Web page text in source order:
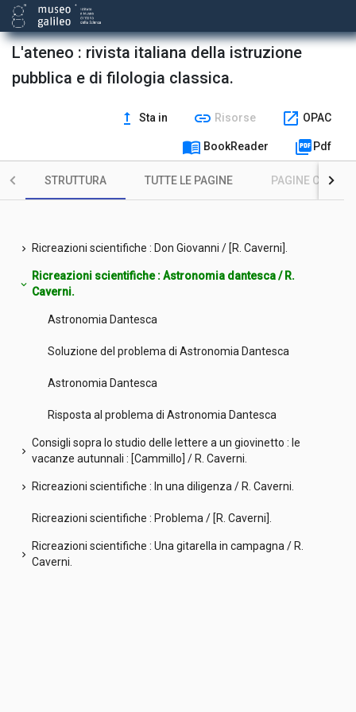
L'ateneo : rivista italiana della istruzione
pubblica e di filologia classica.
upgrade Sta in link Risorse open_in_new OPAC
menu_book BookReader picture_as_pdf Pdf
STRUTTURA TUTTE LE PAGINE PAGINE CON
chevron_right Ricreazioni scientifiche : Don Giovanni / [R. Caverni].
expand_more
Ricreazioni scientifiche : Astronomia dantesca / R.
Caverni.
Astronomia Dantesca
Soluzione del problema di Astronomia Dantesca
Astronomia Dantesca
Risposta al problema di Astronomia Dantesca
chevron_right
Consigli sopra lo studio delle lettere a un giovinetto : le
vacanze autunnali : [Cammillo] / R. Caverni.
chevron_right Ricreazioni scientifiche : In una diligenza / R. Caverni.
Ricreazioni scientifiche : Problema / [R. Caverni].
chevron_right
Ricreazioni scientifiche : Una gitarella in campagna / R.
Caverni.